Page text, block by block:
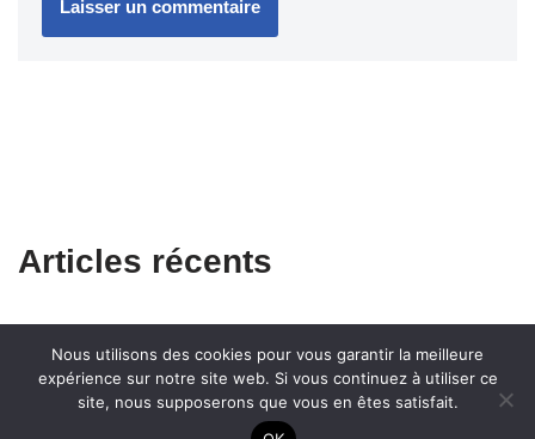
Articles récents
Nous utilisons des cookies pour vous garantir la meilleure
expérience sur notre site web. Si vous continuez à utiliser ce
site, nous supposerons que vous en êtes satisfait.